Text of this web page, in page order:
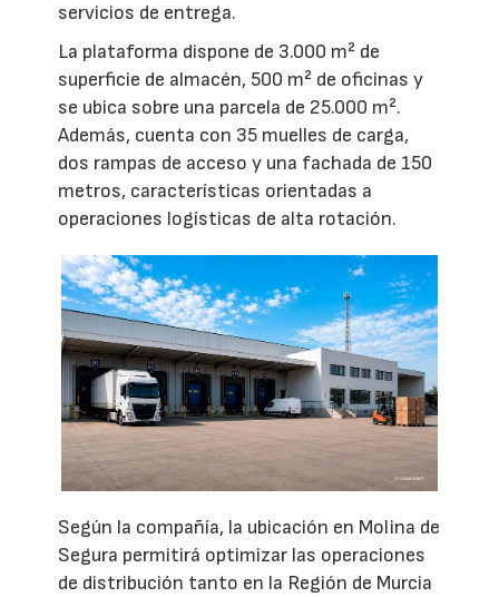
servicios de entrega.
La plataforma dispone de 3.000 m² de
superficie de almacén, 500 m² de oficinas y
se ubica sobre una parcela de 25.000 m².
Además, cuenta con 35 muelles de carga,
dos rampas de acceso y una fachada de 150
metros, características orientadas a
operaciones logísticas de alta rotación.
Según la compañía, la ubicación en Molina de
Segura permitirá optimizar las operaciones
de distribución tanto en la Región de Murcia